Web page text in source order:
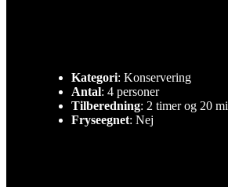
Kategori: Konservering
Antal: 4 personer
Tilberedning: 2 timer og 20
Fryseegnet: Nej